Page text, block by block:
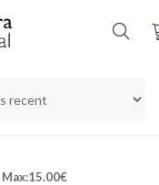
Max:15.00€